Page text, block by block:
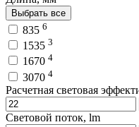
Выбрать все
835 6
1535 3
1670 4
3070 4
Расчетная световая
Световой поток, lm